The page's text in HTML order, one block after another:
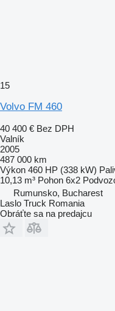
15
Volvo FM 460
40 400 € Bez DPH
Valník
2005
487 000 km
Výkon 460 HP (338 kW)
10,13 m³ Pohon 6x2
Rumunsko, Bucharest
Laslo Truck Romania
Obráťte sa na predajcu